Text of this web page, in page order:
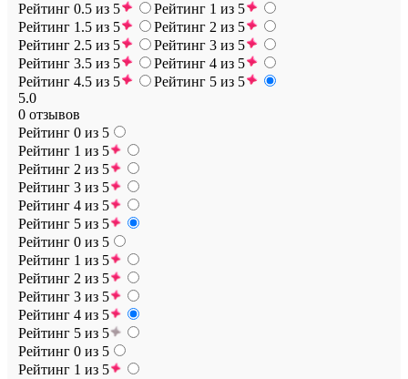
Рейтинг 0.5 из 5
Рейтинг 1 из 5
Рейтинг 1.5 из 5
Рейтинг 2 из 5
Рейтинг 2.5 из 5
Рейтинг 3 из 5
Рейтинг 3.5 из 5
Рейтинг 4 из 5
Рейтинг 4.5 из 5
Рейтинг 5 из 5
5.0
0 отзывов
Рейтинг 0 из 5
Рейтинг 1 из 5
Рейтинг 2 из 5
Рейтинг 3 из 5
Рейтинг 4 из 5
Рейтинг 5 из 5
Рейтинг 0 из 5
Рейтинг 1 из 5
Рейтинг 2 из 5
Рейтинг 3 из 5
Рейтинг 4 из 5
Рейтинг 5 из 5
Рейтинг 0 из 5
Рейтинг 1 из 5